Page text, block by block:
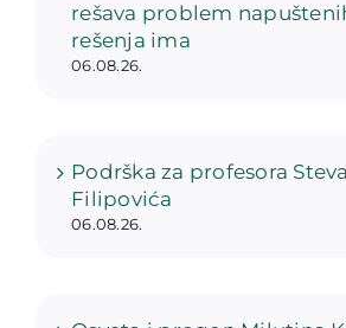
rešava problem
rešenja ima
06.08.26.
Podrška za profesora
Filipovića
06.08.26.